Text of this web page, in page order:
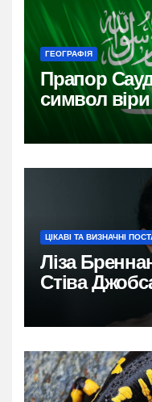
ГЕОГРАФІЯ
Прапор
символ
ЦІКАВІ ТА ВИЗНАЧНІ
Ліза
Стіва
власний